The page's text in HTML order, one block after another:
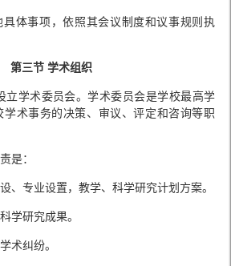
体事项，依照其会议制度和议事规则执
第三节 学术组织
立学术委员会。学术委员会是学校最高学
学术事务的决策、审议、评定和咨询等职
是：
、专业设置，教学、科学研究计划方案。
学研究成果。
术纠纷。